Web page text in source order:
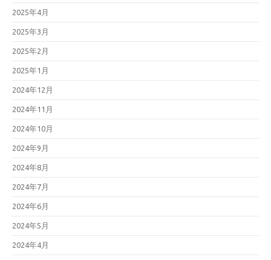
2025年4月
2025年3月
2025年2月
2025年1月
2024年12月
2024年11月
2024年10月
2024年9月
2024年8月
2024年7月
2024年6月
2024年5月
2024年4月